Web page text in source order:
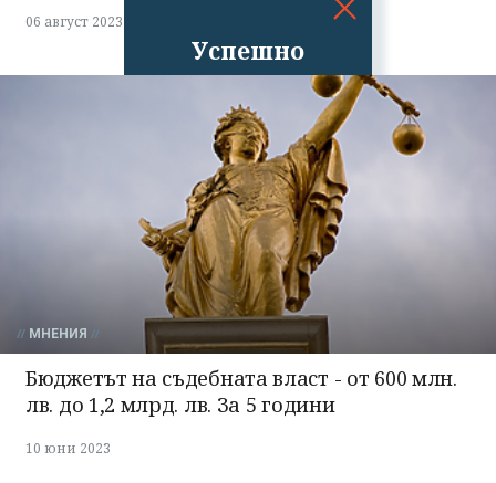
Успешно
излязохте от
профила си!
06 август 2023
МНЕНИЯ
Бюджетът на съдебната власт - от 600 млн.
лв. до 1,2 млрд. лв. За 5 години
10 юни 2023